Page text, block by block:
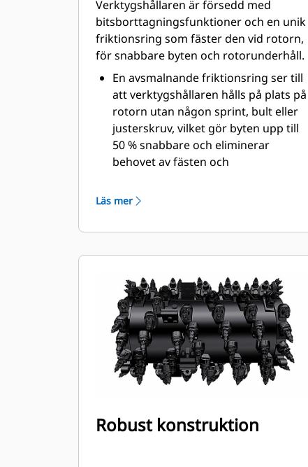
Verktygshållaren är försedd med
bitsborttagningsfunktioner och en unik
friktionsring som fäster den vid rotorn,
för snabbare byten och rotorunderhåll.
En avsmalnande friktionsring ser till
att verktygshållaren hålls på plats på
rotorn utan någon sprint, bult eller
justerskruv, vilket gör byten upp till
50 % snabbare och eliminerar
behovet av fästen och
Slitkragen på 20 mm är 66 % längre
Verktygshållaren vrids inte runt utan
Vatten leds genom ett hål i
verktygshållaren och roterar spetsen
för jämnare slitage
Verktygshållare för bits på 20, 22 och
25 mm finns tillgänglig för olika
tillämpningar
Läs mer
Robust konstruktion